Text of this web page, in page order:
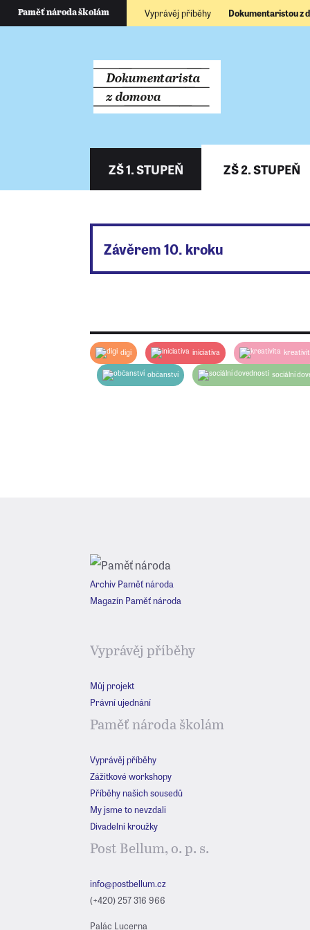
Paměť národa školám Vyprávěj příběhy Dokumentaristou z
ZŠ 1. STUPEŇ ZŠ 2. STUPEŇ
Závěrem 10. kroku
Tak a máte to za sebou. Podařilo se vám
digi iniciativa
občanství sociální
Archiv Paměť národa
Magazín Paměť národa
Vyprávěj příběhy
Můj projekt
Právní ujednání
Paměť národa školám
Vyprávěj příběhy
Zážitkové workshopy
Příběhy našich sousedů
My jsme to nevzdali
Divadelní kroužky
Post Bellum, o. p. s.
info@postbellum.cz
(+420) 257 316 966
Palác Lucerna